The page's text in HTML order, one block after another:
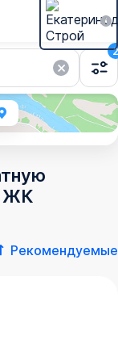
2
ЖК
Рекомендуемые